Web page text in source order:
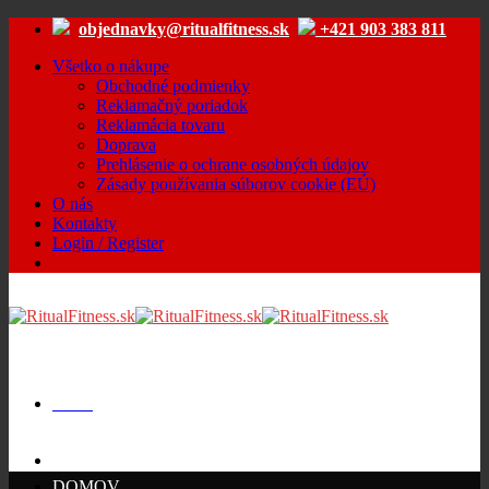
Skip
content
objednavky@ritualfitness.sk
+421 903 383 811
Všetko o nákupe
Obchodné podmienky
Reklamačný poriadok
Reklamácia tovaru
Doprava
Prehlásenie o ochrane osobných údajov
Zásady používania súborov cookie (EÚ)
O nás
Kontakty
Login / Register